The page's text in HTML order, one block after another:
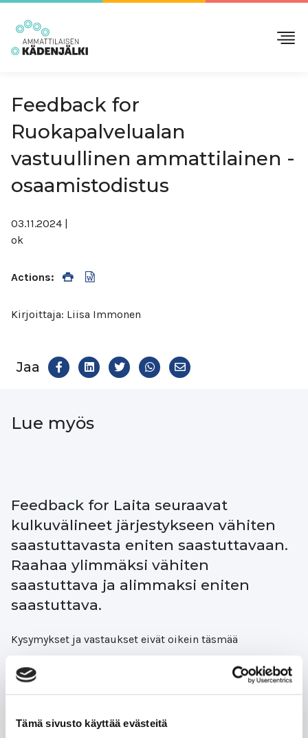
Tämä sivusto käyttää evästeitä
Feedback for
Ruokapalvelualan
vastuullinen ammattilainen -
osaamistodistus
03.11.2024 |
ok
Actions:
Kirjoittaja: Liisa Immonen
Jaa
Jaa
Facekookiin
Share
on
Jaa
Twitteriin
Jaa
WhatsAppiin
Lue myös
Feedback for Laita seuraavat
kulkuvälineet järjestykseen vähiten
saastuttavasta eniten saastuttavaan.
Raahaa ylimmäksi vähiten
saastuttava ja alimmaksi eniten
saastuttava.
Kysymykset ja vastaukset eivät oikein täsmää
Lue lisää